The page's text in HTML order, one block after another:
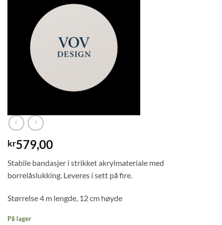
kr579,00
Stabile bandasjer i strikket akrylmateriale med
borrelåslukking. Leveres i sett på fire.
Størrelse 4 m lengde, 12 cm høyde
På lager